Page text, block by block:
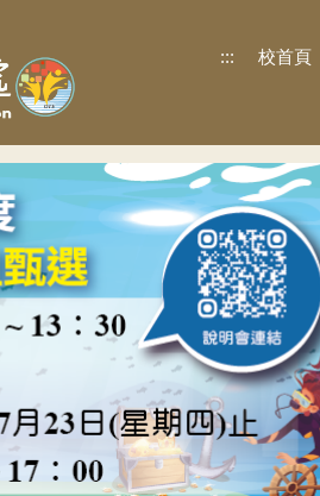
::: 校首頁